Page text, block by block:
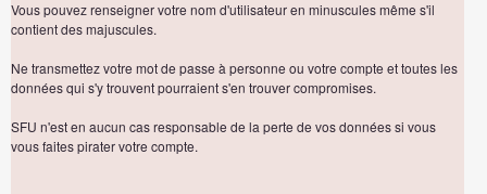
Vous pouvez renseigner votre nom d'utilisateur en minuscules même s'il
contient des majuscules.
Ne transmettez votre mot de passe à personne ou votre compte et toutes les
données qui s'y trouvent pourraient s'en trouver compromises.
SFU n'est en aucun cas responsable de la perte de vos données si vous
vous faites pirater votre compte.